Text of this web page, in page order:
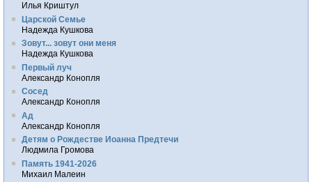
Илья Криштул
Царской Семье
Надежда Кушкова
Зовут... зовут они меня
Надежда Кушкова
Первый луч
Александр Конопля
Сосед
Александр Конопля
Ад
Александр Конопля
Детям о Рождестве Иоанна Предтечи
Людмила Громова
Память 1941-2026
Михаил Малеин